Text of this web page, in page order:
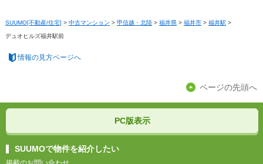
SUUMO[不動産/住宅] > 中古マンション > 甲信越・北陸 > 福井県 > 福井市 > 福井駅 >
デュオヒルズ福井駅前
情報の見方ページへ
ページの先頭へ
PC版表示
SUUMOで物件を紹介したい